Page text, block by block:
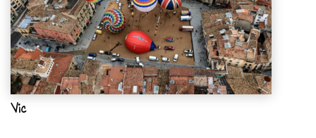
Vic